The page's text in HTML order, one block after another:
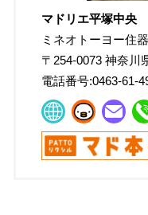
マドリエ平塚中央
ミネオトーヨー住器
〒 254-0073 神奈川
電話番号:0463-61-